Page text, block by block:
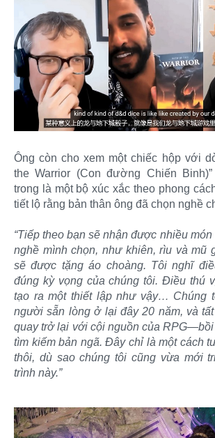
Ông còn cho xem một chiếc hộp với
the Warrior (Con đường Chiến
trong là một bộ xúc xắc theo phong
tiết lộ rằng bản thân ông đã chọn nghề
“Tiếp theo bạn sẽ nhận được nhiều
nghề mình chọn, như khiên, rìu và mũ
sẽ được tặng áo choàng. Tôi nghĩ
đúng kỳ vọng của chúng tôi. Điều thú
tạo ra một thiết lập như vậy… Chúng
người sẵn lòng ở lại đây 20 năm, và
quay trở lại với cội nguồn của
tìm kiếm bản ngã. Đây chỉ là một cách
thôi, dù sao chúng tôi cũng vừa mới
trình này.”